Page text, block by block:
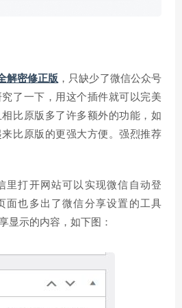
解密修正版 ，只缺少了微信公众号
了一下，用这个插件就可以完美
比原版多了许多额外的功能，如
比原版的更强大方便。强烈推荐
里打开网站可以实现微信自动登
面也多出了微信分享设置的工具
显示的内容，如下图：